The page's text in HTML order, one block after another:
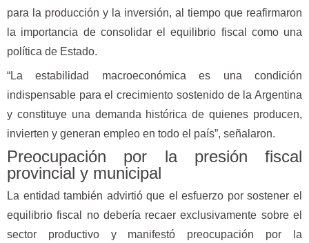
para la producción y la inversión, al tiempo que reafirmaron
la importancia de consolidar el equilibrio fiscal como una
política de Estado.
“La estabilidad macroeconómica es una condición
indispensable para el crecimiento sostenido de la Argentina
y constituye una demanda histórica de quienes producen,
invierten y generan empleo en todo el país”, señalaron.
Preocupación por la presión fiscal
provincial y municipal
La entidad también advirtió que el esfuerzo por sostener el
equilibrio fiscal no debería recaer exclusivamente sobre el
sector productivo y manifestó preocupación por la